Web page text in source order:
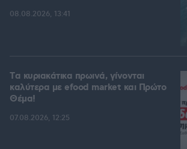
08.08.2026, 13:41
Tα κυριακάτικα πρωινά, γίνονται
καλύτερα με efood market και Πρώτο
Θέμα!
07.08.2026, 12:25